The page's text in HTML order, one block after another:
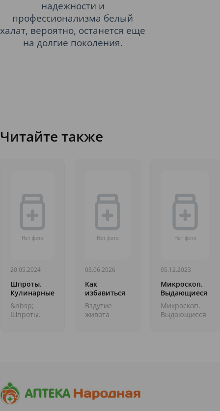
надежности и
профессионализма белый
халат, вероятно, останется еще
на долгие поколения.
Читайте также
20.05.2024
Шпроты.
Кулинарные
праздники
&nbsp;
Шпроты.
кулинарные
праздники
н...
03.06.2026
Как
избавиться
от вздутия
живота и
метеоризма:
Вздутие
живота
сталкивается
абсолютно
05.12.2023
Микроскоп.
Выдающиеся
медицинские
открытия
Микроскоп.
Выдающиеся